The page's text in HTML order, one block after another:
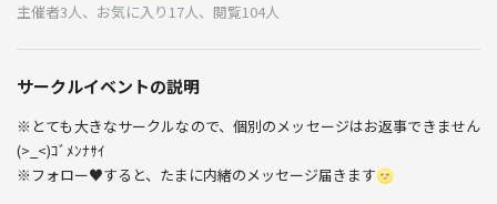
主催者3人、お気に入り17人、閲覧104人
サークルイベントの説明
※とても大きなサークルなので、個別のメッセージはお返事できません
(>_<)ｺﾞﾒﾝﾅｻｲ
※フォロー♥すると、たまに内緒のメッセージ届きます🌝